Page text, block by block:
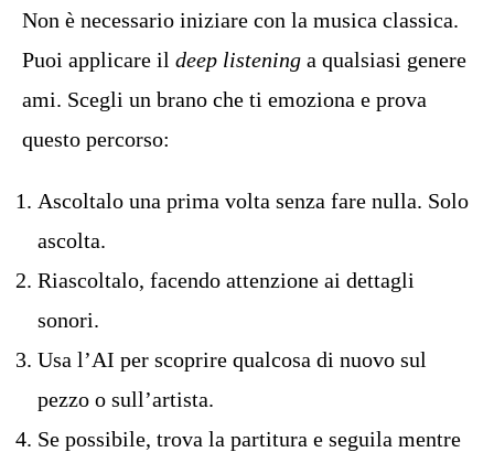
Non è necessario iniziare con la musica classica.
Puoi applicare il deep listening a qualsiasi genere
ami. Scegli un brano che ti emoziona e prova
questo percorso:
Ascoltalo una prima volta senza fare nulla. Solo
ascolta.
Riascoltalo, facendo attenzione ai dettagli
sonori.
Usa l’AI per scoprire qualcosa di nuovo sul
pezzo o sull’artista.
Se possibile, trova la partitura e seguila mentre